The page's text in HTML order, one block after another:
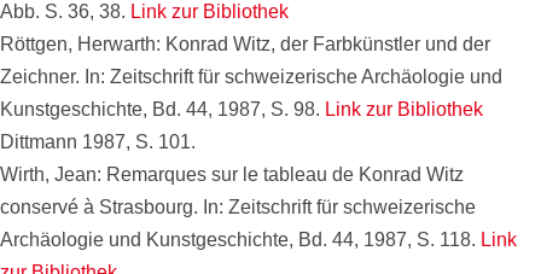
Abb. S. 36, 38. Link zur Bibliothek
Röttgen, Herwarth: Konrad Witz, der Farbkünstler und der
Zeichner. In: Zeitschrift für schweizerische Archäologie und
Kunstgeschichte, Bd. 44, 1987, S. 98. Link zur Bibliothek
Dittmann 1987, S. 101.
Wirth, Jean: Remarques sur le tableau de Konrad Witz
conservé à Strasbourg. In: Zeitschrift für schweizerische
Archäologie und Kunstgeschichte, Bd. 44, 1987, S. 118. Link